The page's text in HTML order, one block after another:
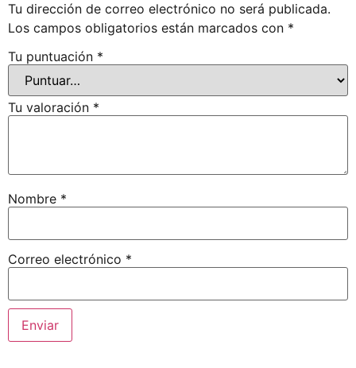
Tu dirección de correo electrónico no será publicada.
Los campos obligatorios están marcados con *
Tu puntuación *
Tu valoración *
Nombre *
Correo electrónico *